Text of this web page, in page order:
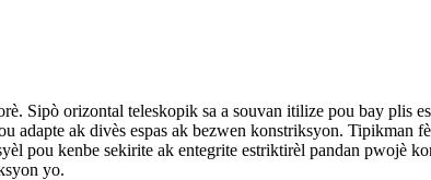
Sipò orizontal teleskopik sa a souvan itilize pou bay plis
ak divès espas ak bezwen konstriksyon. Tipikman
pou kenbe sekirite ak entegrite estriktirèl pandan pwojè
yo.